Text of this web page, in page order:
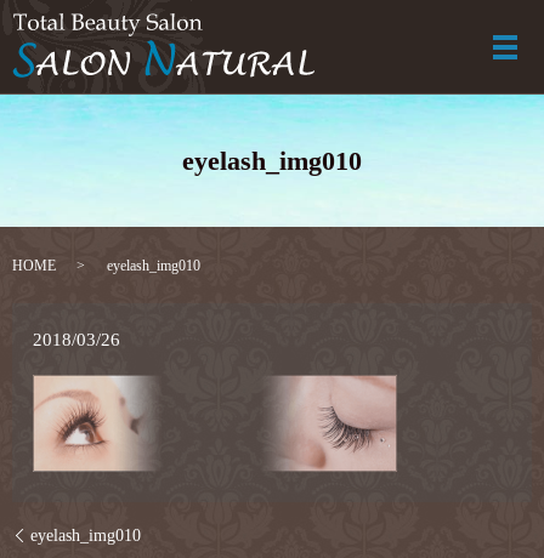
メ
eyelash_img010
HOME eyelash_img010
2018/03/26
eyelash_img010